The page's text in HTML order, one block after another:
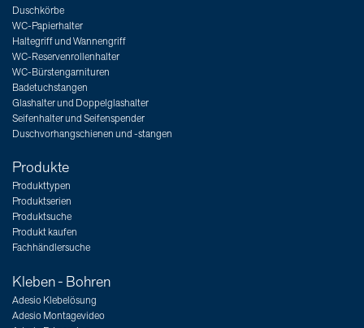
Duschkörbe
WC-Papierhalter
Haltegriff und Wannengriff
WC-Reservenrollenhalter
WC-Bürstengarnituren
Badetuchstangen
Glashalter und Doppelglashalter
Seifenhalter und Seifenspender
Duschvorhangschienen und -stangen
Produkte
Produkttypen
Produktserien
Produktsuche
Produkt kaufen
Fachhändlersuche
Kleben - Bohren
Adesio Klebelösung
Adesio Montagevideo